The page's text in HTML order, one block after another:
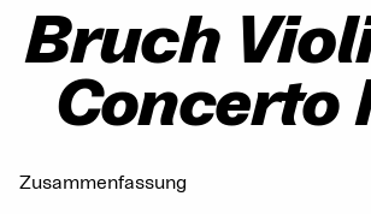
Bruch
Concerto
Zusammenfassung